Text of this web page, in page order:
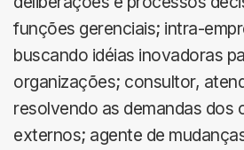
funções gerenciais; intra-
buscando idéias inovadoras
organizações; consultor,
resolvendo as demandas dos
externos; agente de